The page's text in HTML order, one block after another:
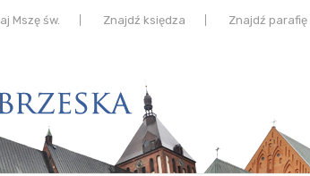
Mszę św. Znajdź księdza Znajdź parafię